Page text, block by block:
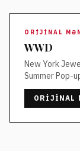
ORIJINAL
WWD
New York
Summer Pop-
ORIJINAL